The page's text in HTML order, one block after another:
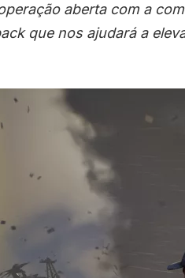
aberta com a
que nos ajudará a